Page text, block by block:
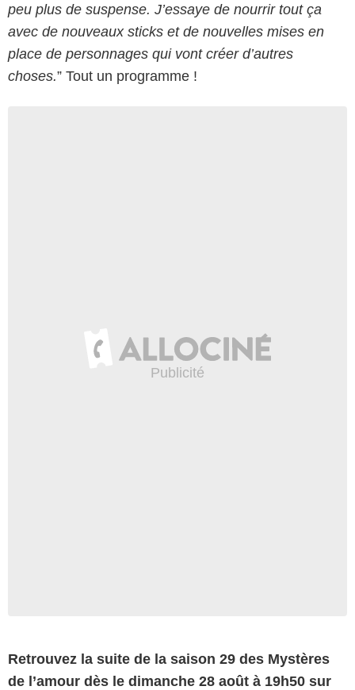
peu plus de suspense. J’essaye de nourrir tout ça
avec de nouveaux sticks et de nouvelles mises en
place de personnages qui vont créer d’autres
choses.” Tout un programme !
Retrouvez la suite de la saison 29 des Mystères
de l’amour dès le dimanche 28 août à 19h50 sur